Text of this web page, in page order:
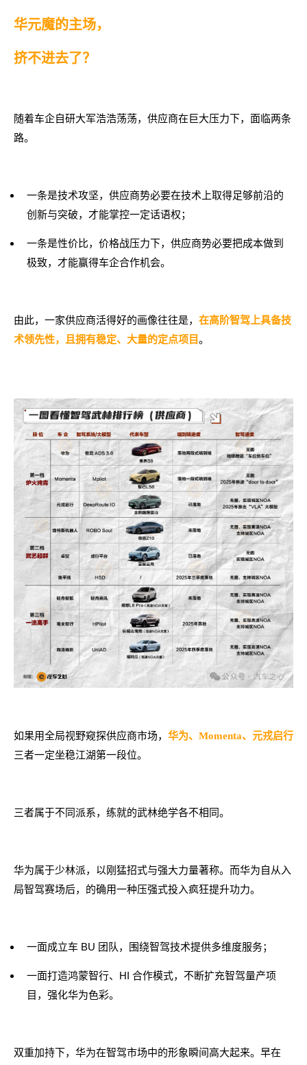
华元魔的主场，
挤不进去了？
随着车企自研大军浩浩荡荡，供应商在巨大压力下，面临两条
路。
一条是技术攻坚，供应商势必要在技术上取得足够前沿的
创新与突破，才能掌控一定话语权；
一条是性价比，价格战压力下，供应商势必要把成本做到
极致，才能赢得车企合作机会。
由此，一家供应商活得好的画像往往是， 在高阶智驾上具备技
术领先性，且拥有稳定、大量的定点项目。
如果用全局视野窥探供应商市场， 华为、Momenta、元戎启行
三者一定坐稳江湖第一段位。
三者属于不同派系，练就的武林绝学各不相同。
华为属于少林派，以刚猛招式与强大力量著称。而华为自从入
局智驾赛场后，的确用一种压强式投入疯狂提升功力。
一面成立车 BU 团队，围绕智驾技术提供多维度服务；
一面打造鸿蒙智行、HI 合作模式，不断扩充智驾量产项
目，强化华为色彩。
双重加持下，华为在智驾市场中的形象瞬间高大起来。早在